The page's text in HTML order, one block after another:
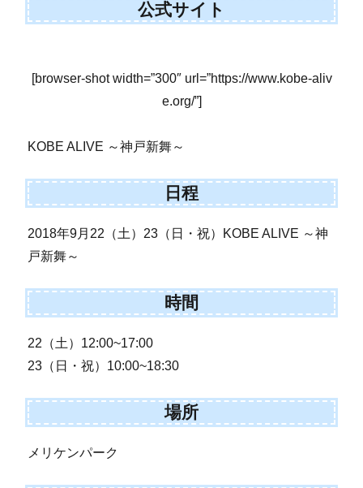
公式サイト
[browser-shot width=”300″ url=”https://www.kobe-aliv
e.org/”]
KOBE ALIVE ～神戸新舞～
日程
2018年9月22（土）23（日・祝）KOBE ALIVE ～神
戸新舞～
時間
22（土）12:00~17:00
23（日・祝）10:00~18:30
場所
メリケンパーク